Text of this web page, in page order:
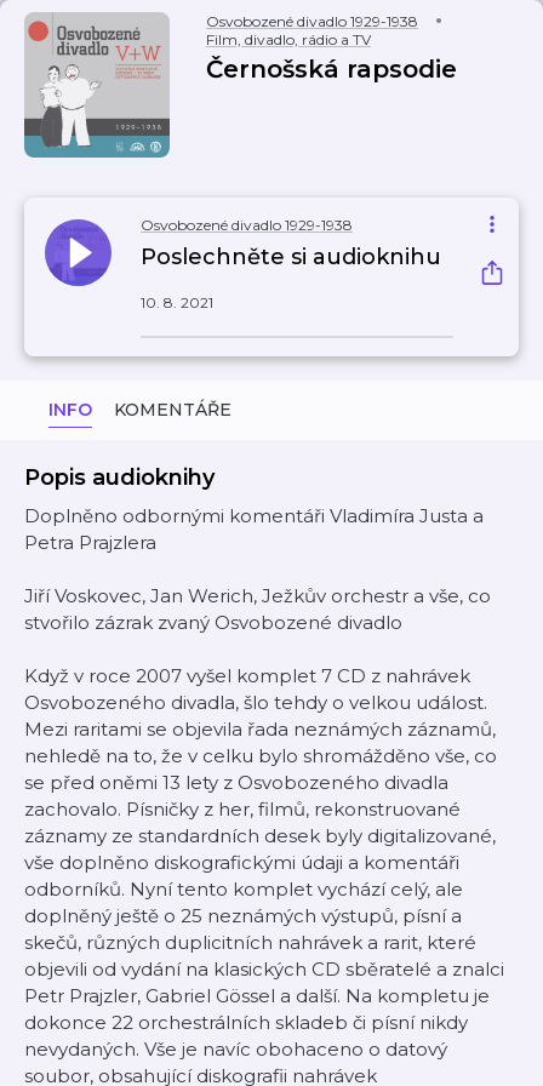
Osvobozené divadlo 1929-1938
Film, divadlo, rádio a TV
Černošská rapsodie
Osvobozené divadlo 1929-1938
Poslechněte si audioknihu
10. 8. 2021
INFO KOMENTÁŘE
Popis audioknihy
Doplněno odbornými komentáři Vladimíra Justa a
Petra Prajzlera
Jiří Voskovec, Jan Werich, Ježkův orchestr a vše, co
stvořilo zázrak zvaný Osvobozené divadlo
Když v roce 2007 vyšel komplet 7 CD z nahrávek
Osvobozeného divadla, šlo tehdy o velkou událost.
Mezi raritami se objevila řada neznámých záznamů,
nehledě na to, že v celku bylo shromážděno vše, co
se před oněmi 13 lety z Osvobozeného divadla
zachovalo. Písničky z her, filmů, rekonstruované
záznamy ze standardních desek byly digitalizované,
vše doplněno diskografickými údaji a komentáři
odborníků. Nyní tento komplet vychází celý, ale
doplněný ještě o 25 neznámých výstupů, písní a
skečů, různých duplicitních nahrávek a rarit, které
objevili od vydání na klasických CD sběratelé a znalci
Petr Prajzler, Gabriel Gössel a další. Na kompletu je
dokonce 22 orchestrálních skladeb či písní nikdy
nevydaných. Vše je navíc obohaceno o datový
soubor, obsahující diskografii nahrávek